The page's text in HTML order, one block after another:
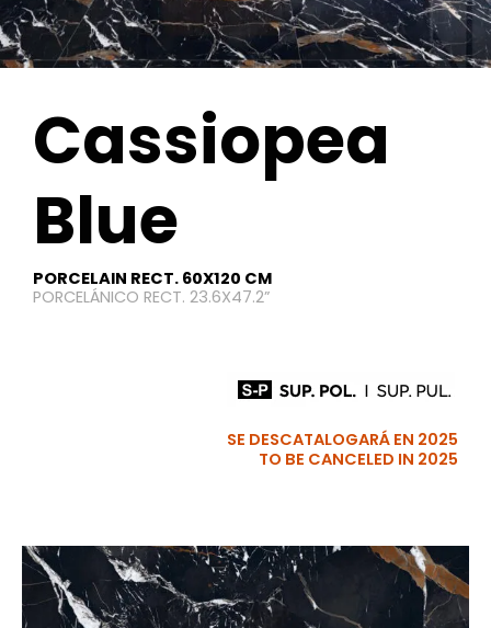
Cassiopea
Blue
PORCELAIN RECT. 60X120 CM
PORCELÁNICO RECT. 23.6X47.2”
SE DESCATALOGARÁ EN 2025
TO BE CANCELED IN 2025